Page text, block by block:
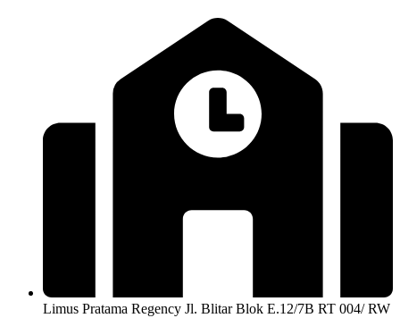
Limus Pratama Regency Jl. Blitar Blok E.12/7B RT 004/ RW